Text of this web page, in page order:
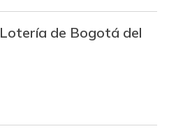
de Bogotá del